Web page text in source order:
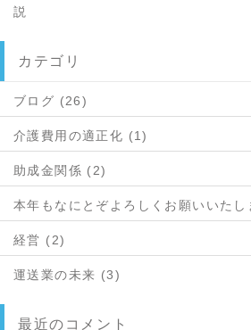
説
カテゴリ
ブログ (26)
介護費用の適正化 (1)
助成金関係 (2)
本年もなにとぞよろしくお願いいた
経営 (2)
運送業の未来 (3)
最近のコメント